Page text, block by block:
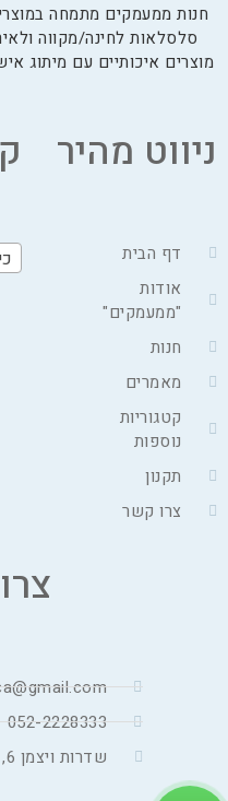
חנות ממעמקים מתמחה
סלסלאות לחינה/מקווה
מוצרים איכותיים עם מיתוג
ניווט מהיר
דף הבית
אודות
"ממעמקים"
חנות
מאמרים
קטגוריות
נוספות
תקנון
צרו קשר
052-2228333
שדרות ויצמן 6, נתניה